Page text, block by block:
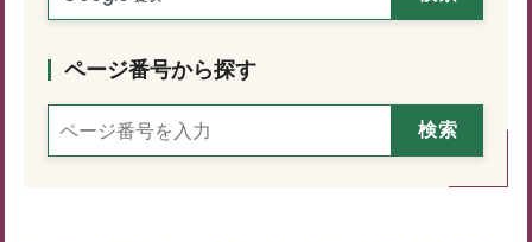
ページ番号から探す